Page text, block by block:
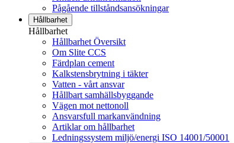
Pågående tillståndsansökningar
Hållbarhet
Hållbarhet
Hållbarhet Översikt
Om Slite CCS
Färdplan cement
Kalkstensbrytning i täkter
Vatten - vårt ansvar
Hållbart samhällsbyggande
Vägen mot nettonoll
Ansvarsfull markanvändning
Artiklar om hållbarhet
Ledningssystem miljö/energi ISO 14001/50001